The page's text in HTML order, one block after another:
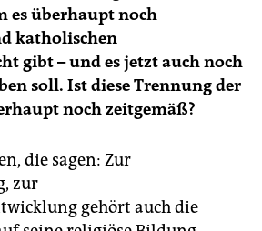
es überhaupt noch
katholischen
gibt – und es jetzt auch noch
soll. Ist diese Trennung der
noch zeitgemäß?
die sagen: Zur
zur
gehört auch die